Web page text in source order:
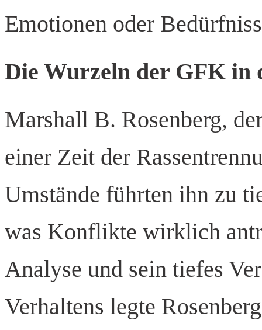
Emotionen oder
Die Wurzeln der GFK
Marshall B. Rosenberg,
einer Zeit der
Umstände führten ihn zu
was Konflikte wirklich
Analyse und sein tiefes
Verhaltens legte